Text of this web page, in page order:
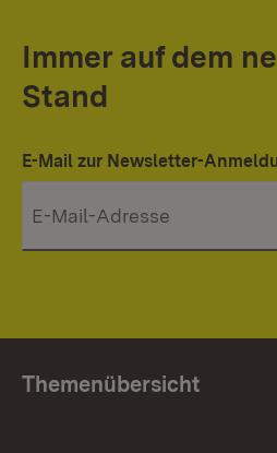
Immer auf dem
Stand
E-Mail zur Newsletter-
Themenübersicht